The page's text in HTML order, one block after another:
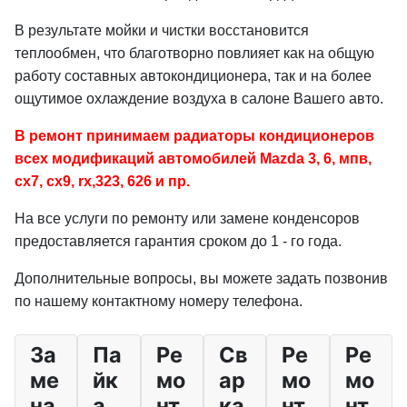
В результате мойки и чистки восстановится
теплообмен, что благотворно повлияет как на общую
работу составных автокондиционера, так и на более
ощутимое охлаждение воздуха в салоне Вашего авто.
В ремонт принимаем радиаторы кондиционеров
всех модификаций автомобилей Mazda 3, 6, мпв,
cx7, cx9, rx,323, 626 и пр.
На все услуги по ремонту или замене конденсоров
предоставляется гарантия сроком до 1 - го года.
Дополнительные вопросы, вы можете задать позвонив
по нашему контактному номеру телефона.
За
ме
Па
йк
Ре
мо
Св
ар
Ре
мо
Ре
мо